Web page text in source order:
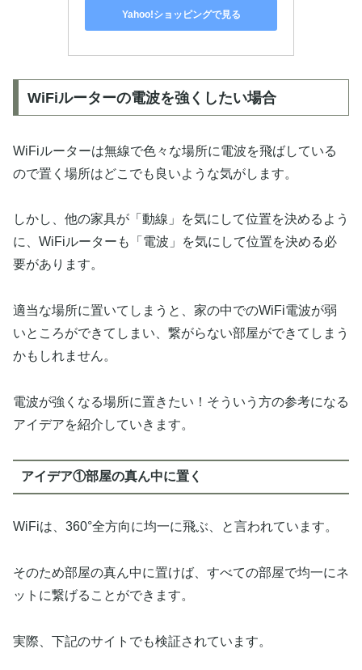
Yahoo!ショッピングで見る
WiFiルーターの電波を強くしたい場合
WiFiルーターは無線で色々な場所に電波を飛ばしている
ので置く場所はどこでも良いような気がします。
しかし、他の家具が「動線」を気にして位置を決めるよう
に、WiFiルーターも「電波」を気にして位置を決める必
要があります。
適当な場所に置いてしまうと、家の中でのWiFi電波が弱
いところができてしまい、繋がらない部屋ができてしまう
かもしれません。
電波が強くなる場所に置きたい！そういう方の参考になる
アイデアを紹介していきます。
アイデア①部屋の真ん中に置く
WiFiは、360°全方向に均一に飛ぶ、と言われています。
そのため部屋の真ん中に置けば、すべての部屋で均一にネ
ットに繋げることができます。
実際、下記のサイトでも検証されています。